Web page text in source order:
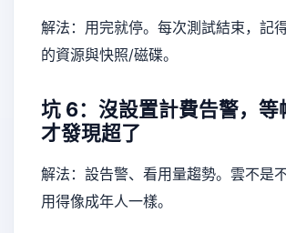
解法：用完就停。每次測試結束，記
的資源與快照/磁碟。
坑 6：沒設置計費告警，等
才發現超了
解法：設告警、看用量趨勢。雲不是
用得像成年人一樣。